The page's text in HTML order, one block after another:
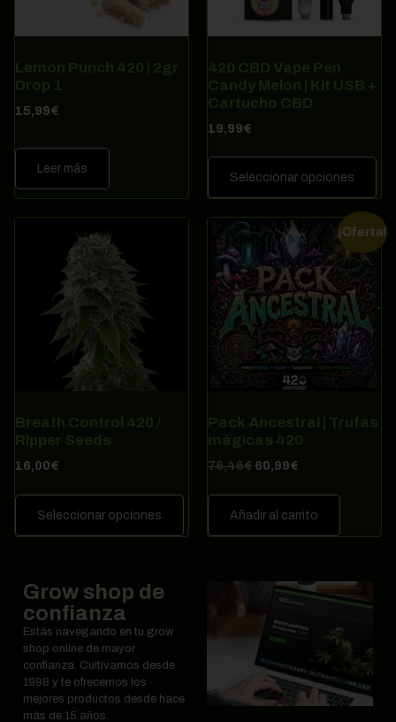
Lemon Punch 420 | 2gr
Drop 1
15,99€
Leer más
420 CBD Vape Pen
Candy Melon | Kit USB +
Cartucho CBD
19,99€
Seleccionar opciones
Breath Control 420 /
Ripper Seeds
16,00€
Seleccionar opciones
¡Oferta!
Pack Ancestral | Trufas
mágicas 420
76,46€ 60,99€
Añadir al carrito
Grow shop de
confianza
Estás navegando en tu grow
shop online de mayor
confianza. Cultivamos desde
1998 y te ofrecemos los
mejores productos desde hace
más de 15 años.